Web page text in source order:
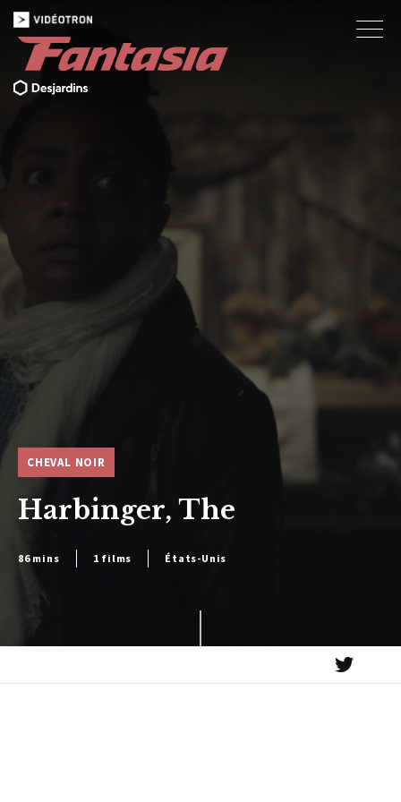
CHEVAL NOIR
Harbinger, The
86 mins 1 films États-Unis